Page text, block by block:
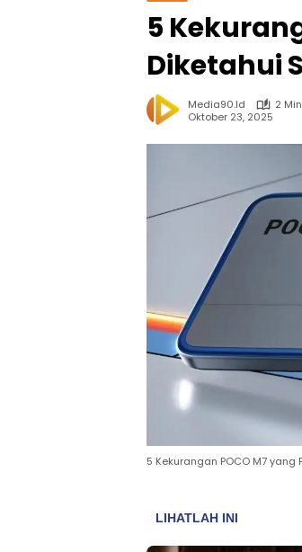
5
Diketahui
Media90.id
2
Oktober 23, 2025
5 Kekurangan POCO M7